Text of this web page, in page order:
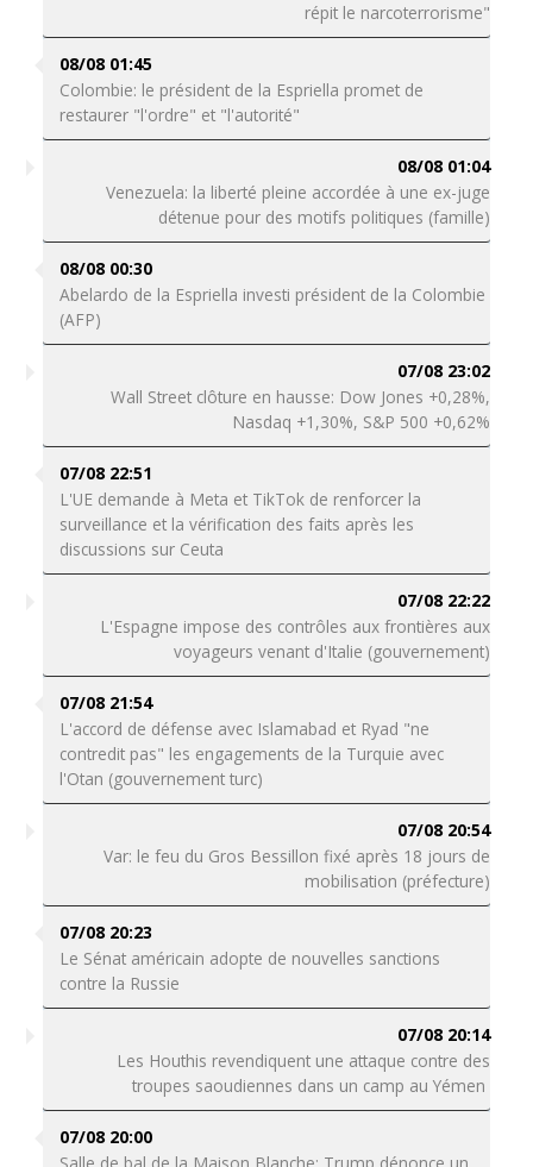
répit le narcoterrorisme"
08/08 01:45
Colombie: le président de la Espriella promet de
restaurer "l'ordre" et "l'autorité"
08/08 01:04
Venezuela: la liberté pleine accordée à une ex-juge
détenue pour des motifs politiques (famille)
08/08 00:30
Abelardo de la Espriella investi président de la Colombie
(AFP)
07/08 23:02
Wall Street clôture en hausse: Dow Jones +0,28%,
Nasdaq +1,30%, S&P 500 +0,62%
07/08 22:51
L'UE demande à Meta et TikTok de renforcer la
surveillance et la vérification des faits après les
discussions sur Ceuta
07/08 22:22
L'Espagne impose des contrôles aux frontières aux
voyageurs venant d'Italie (gouvernement)
07/08 21:54
L'accord de défense avec Islamabad et Ryad "ne
contredit pas" les engagements de la Turquie avec
l'Otan (gouvernement turc)
07/08 20:54
Var: le feu du Gros Bessillon fixé après 18 jours de
mobilisation (préfecture)
07/08 20:23
Le Sénat américain adopte de nouvelles sanctions
contre la Russie
07/08 20:14
Les Houthis revendiquent une attaque contre des
troupes saoudiennes dans un camp au Yémen
07/08 20:00